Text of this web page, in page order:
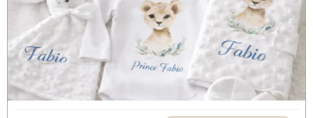
Offre partenaire CSE : bénéficiez de -10% sur toute
la boutique dès 30€ d'achat.
Découvrez toutes nos créations sur :
www.lescreationsdesa.com